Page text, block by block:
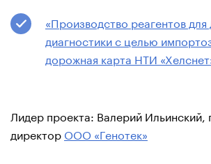
«Производство реагентов
диагностики с целью
дорожная карта НТИ
Лидер проекта: Валерий Ильинский,
директор ООО «Генотек»